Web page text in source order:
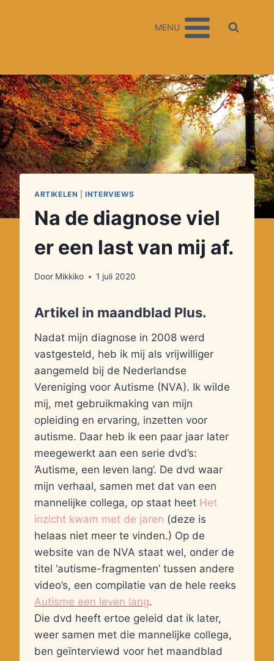
MENU
ARTIKELEN |INTERVIEWS
Na de diagnose viel
er een last van mij af.
Door Mikkiko 1 juli 2020
Artikel in maandblad Plus.
Nadat mijn diagnose in 2008 werd
vastgesteld, heb ik mij als vrijwilliger
aangemeld bij de Nederlandse
Vereniging voor Autisme (NVA). Ik wilde
mij, met gebruikmaking van mijn
opleiding en ervaring, inzetten voor
autisme. Daar heb ik een paar jaar later
meegewerkt aan een serie dvd’s:
‘Autisme, een leven lang’. De dvd waar
mijn verhaal, samen met dat van een
mannelijke collega, op staat heet Het
inzicht kwam met de jaren (deze is
helaas niet meer te vinden.) Op de
website van de NVA staat wel, onder de
titel ‘autisme-fragmenten’ tussen andere
video’s, een compilatie van de hele reeks
Autisme een leven lang.
Die dvd heeft ertoe geleid dat ik later,
weer samen met die mannelijke collega,
ben geïnterviewd voor het maandblad